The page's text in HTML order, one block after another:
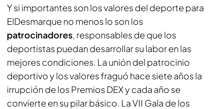
Y si importantes son los valores del deporte para
ElDesmarque no menos lo son los
patrocinadores, responsables de que los
deportistas puedan desarrollar su labor en las
mejores condiciones. La unión del patrocinio
deportivo y los valores fraguó hace siete años la
irrupción de los Premios DEX y cada año se
convierte en su pilar básico. La VII Gala de los